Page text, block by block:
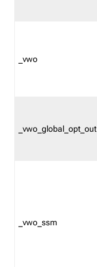
_vwo
_vwo_global_opt_out
_vwo_ssm